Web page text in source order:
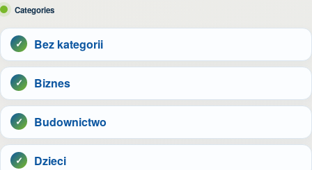
Categories
Bez kategorii
Biznes
Budownictwo
Dzieci